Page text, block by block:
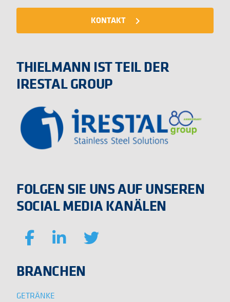
KONTAKT navigate_next
THIELMANN IST TEIL DER
IRESTAL GROUP
FOLGEN SIE UNS AUF UNSEREN
SOCIAL MEDIA KANÄLEN
BRANCHEN
GETRÄNKE